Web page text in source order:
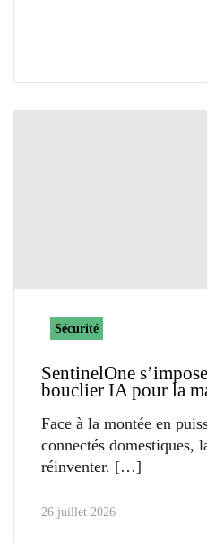
Sécurité
SentinelOne
bouclier IA pour la
Face à la montée en
connectés domestiques,
réinventer.
26 juillet 2026